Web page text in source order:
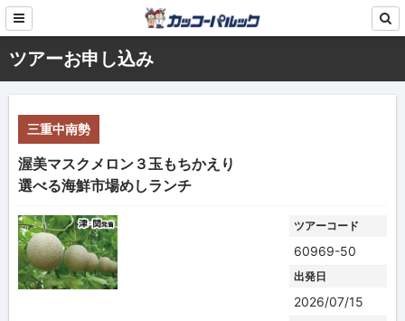
ツアーお申し込み
三重中南勢
渥美マスクメロン３玉もちかえり
選べる海鮮市場めしランチ
ツアーコード
60969-50
出発日
2026/07/15